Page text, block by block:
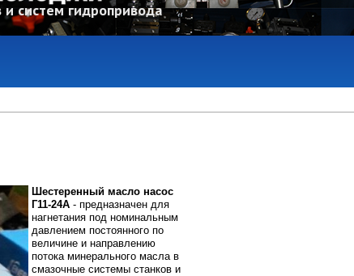
систем гидропривода
Шестеренный масло насос
Г11-24А - предназначен для
нагнетания под номинальным
давлением постоянного по
величине и направлению
потока минерального масла в
смазочные системы станков и